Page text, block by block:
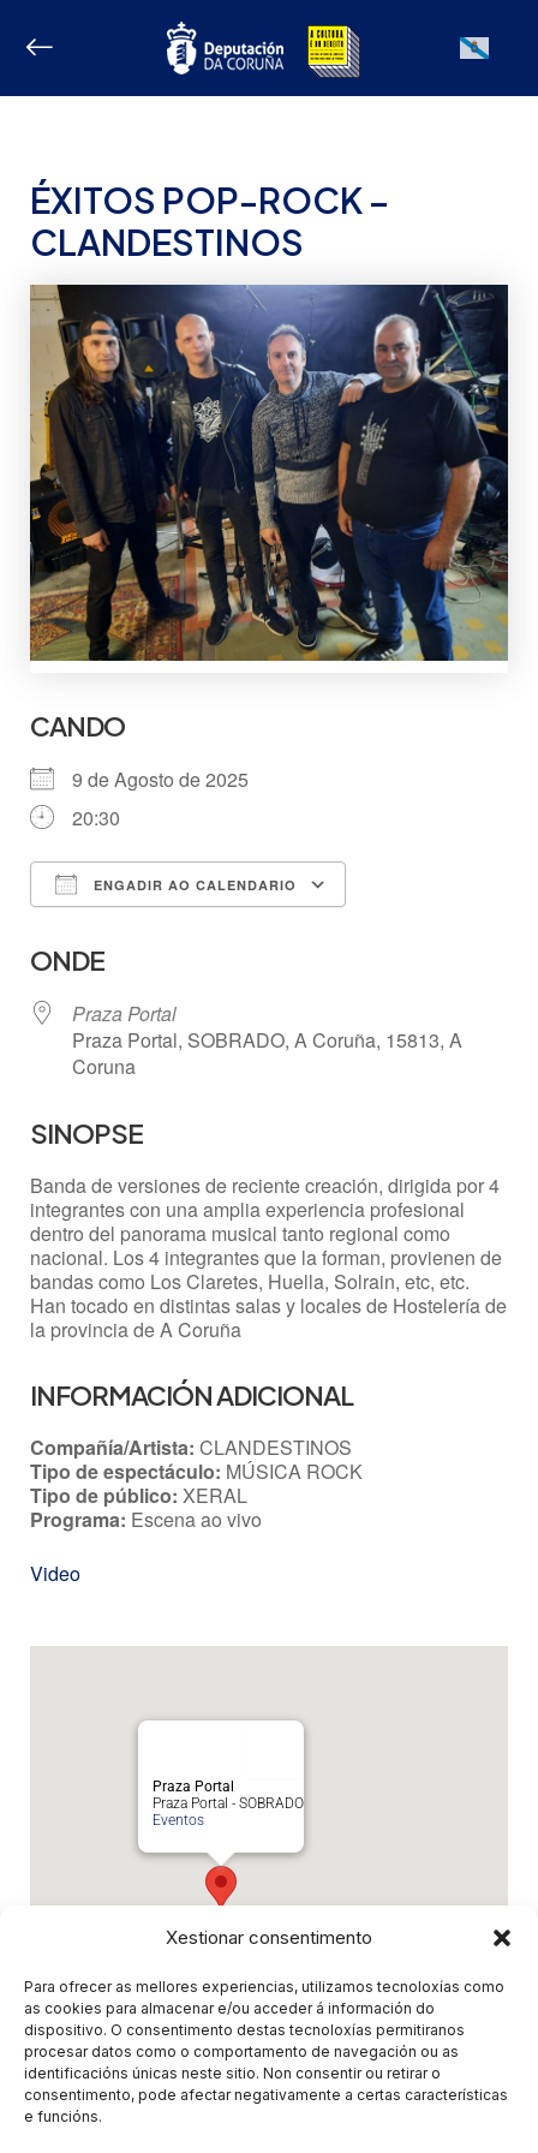
Xestionar consentimento
Para ofrecer as mellores experiencias, utilizamos tecnoloxías como
as cookies para almacenar e/ou acceder á información do
dispositivo. O consentimento destas tecnoloxías permitiranos
procesar datos como o comportamento de navegación ou as
identificacións únicas neste sitio. Non consentir ou retirar o
consentimento, pode afectar negativamente a certas características
e funcións.
Galician
ÉXITOS POP-ROCK –
CLANDESTINOS
CANDO
9 de Agosto de 2025
20:30
ENGADIR AO CALENDARIO
ONDE
Praza Portal
Praza Portal, SOBRADO, A Coruña, 15813, A
Coruna
SINOPSE
Banda de versiones de reciente creación, dirigida por 4
integrantes con una amplia experiencia profesional
dentro del panorama musical tanto regional como
nacional. Los 4 integrantes que la forman, provienen de
bandas como Los Claretes, Huella, Solrain, etc, etc.
Han tocado en distintas salas y locales de Hostelería de
la provincia de A Coruña
INFORMACIÓN ADICIONAL
Compañía/Artista: CLANDESTINOS
Tipo de espectáculo: MÚSICA ROCK
Tipo de público: XERAL
Programa: Escena ao vivo
Video
Praza Portal
Praza Portal - SOBRADO
Eventos
Eventos relacionados
EN BUSCA Y CAPTURA (Musicalle 13) -
CLANDESTINOS